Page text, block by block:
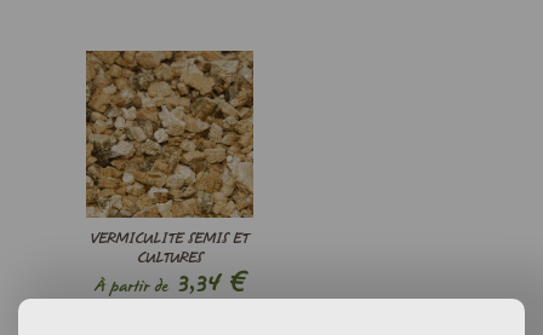
VERMICULITE SEMIS ET
CULTURES
À partir de3,34€